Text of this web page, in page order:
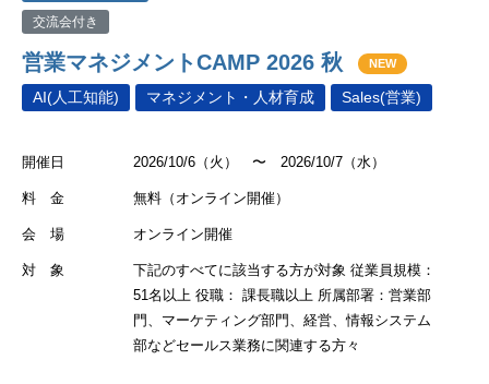
交流会付き
営業マネジメントCAMP 2026 秋 NEW
AI(人工知能) マネジメント・人材育成 Sales(営業)
開催日 2026/10/6（火） 〜 2026/10/7（水）
料 金 無料（オンライン開催）
会 場 オンライン開催
対 象
下記のすべてに該当する方が対象 従業員規模：
51名以上 役職： 課長職以上 所属部署：営業部
門、マーケティング部門、経営、情報システム
部などセールス業務に関連する方々